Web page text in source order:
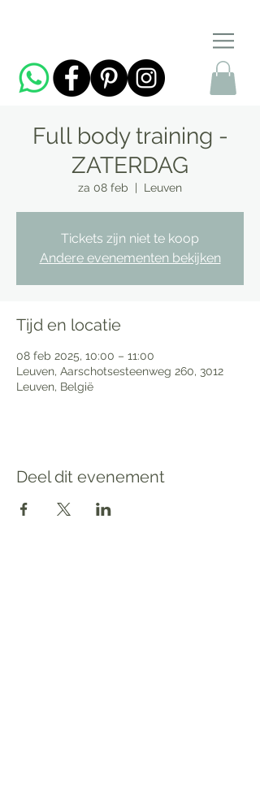
Full body training -
ZATERDAG
za 08 feb Leuven
Tickets zijn niet te koop
Andere evenementen bekijken
Tijd en locatie
08 feb 2025, 10:00 – 11:00
Leuven, Aarschotsesteenweg 260, 3012
Leuven, België
Deel dit evenement